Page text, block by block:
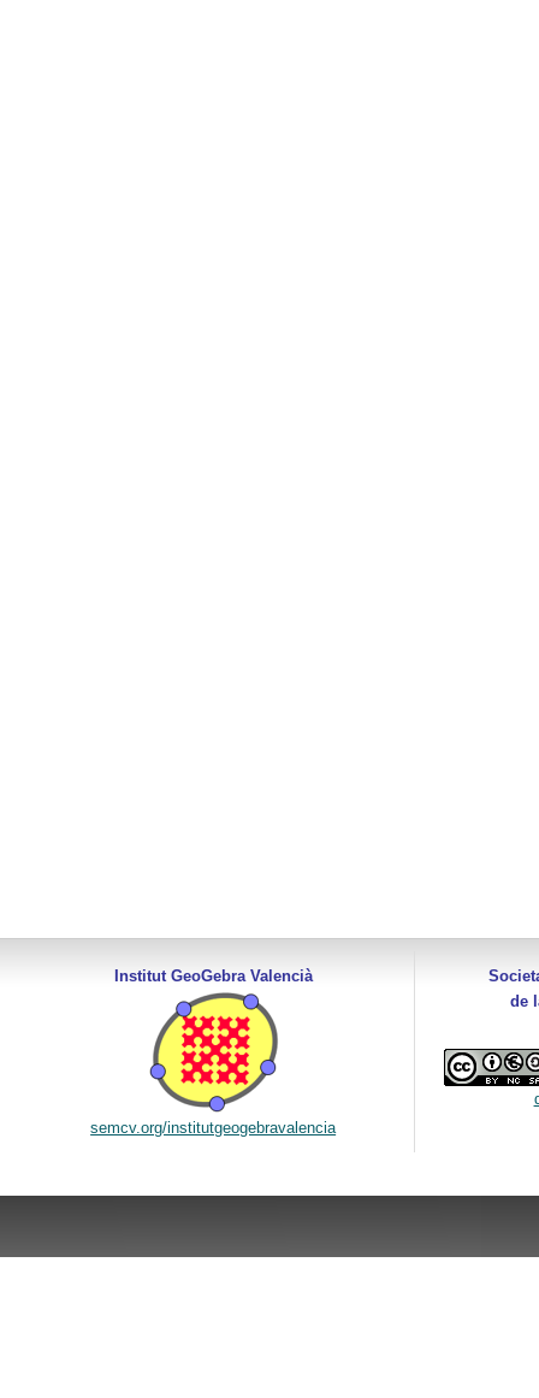
Institut GeoGebra Valencià
semcv.org/institutgeogebravalencia
de